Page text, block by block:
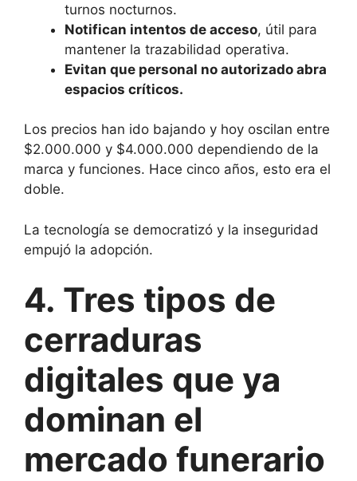
turnos nocturnos.
Notifican intentos de acceso, útil para
mantener la trazabilidad operativa.
Evitan que personal no autorizado abra
espacios críticos.
Los precios han ido bajando y hoy oscilan entre
$2.000.000 y $4.000.000 dependiendo de la
marca y funciones. Hace cinco años, esto era el
doble.
La tecnología se democratizó y la inseguridad
empujó la adopción.
4. Tres tipos de
cerraduras
digitales que ya
dominan el
mercado funerario